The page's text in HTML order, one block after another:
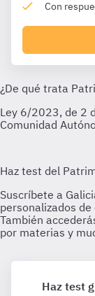
Con
Haz test